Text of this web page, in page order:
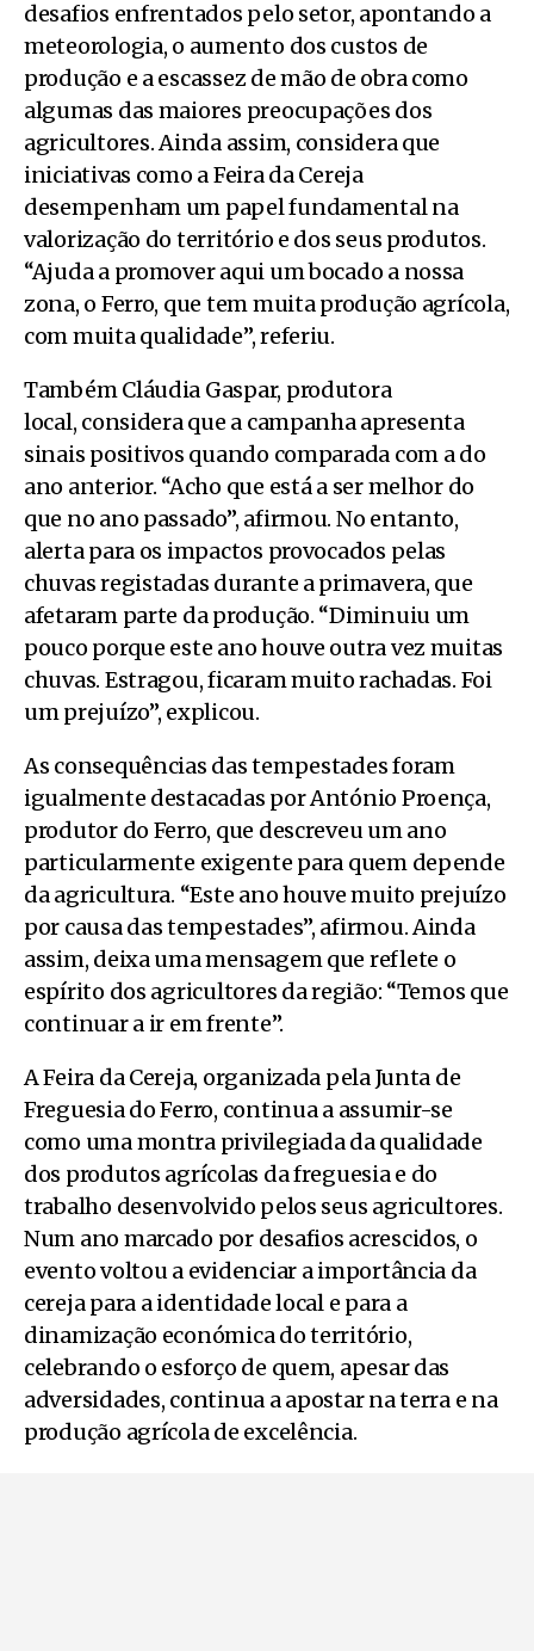
desafios enfrentados pelo setor, apontando a
meteorologia, o aumento dos custos de
produção e a escassez de mão de obra como
algumas das maiores preocupações dos
agricultores. Ainda assim, considera que
iniciativas como a Feira da Cereja
desempenham um papel fundamental na
valorização do território e dos seus produtos.
“Ajuda a promover aqui um bocado a nossa
zona, o Ferro, que tem muita produção agrícola,
com muita qualidade”, referiu.
Também Cláudia Gaspar, produtora
local, considera que a campanha apresenta
sinais positivos quando comparada com a do
ano anterior. “Acho que está a ser melhor do
que no ano passado”, afirmou. No entanto,
alerta para os impactos provocados pelas
chuvas registadas durante a primavera, que
afetaram parte da produção. “Diminuiu um
pouco porque este ano houve outra vez muitas
chuvas. Estragou, ficaram muito rachadas. Foi
um prejuízo”, explicou.
As consequências das tempestades foram
igualmente destacadas por António Proença,
produtor do Ferro, que descreveu um ano
particularmente exigente para quem depende
da agricultura. “Este ano houve muito prejuízo
por causa das tempestades”, afirmou. Ainda
assim, deixa uma mensagem que reflete o
espírito dos agricultores da região: “Temos que
continuar a ir em frente”.
A Feira da Cereja, organizada pela Junta de
Freguesia do Ferro, continua a assumir-se
como uma montra privilegiada da qualidade
dos produtos agrícolas da freguesia e do
trabalho desenvolvido pelos seus agricultores.
Num ano marcado por desafios acrescidos, o
evento voltou a evidenciar a importância da
cereja para a identidade local e para a
dinamização económica do território,
celebrando o esforço de quem, apesar das
adversidades, continua a apostar na terra e na
produção agrícola de excelência.